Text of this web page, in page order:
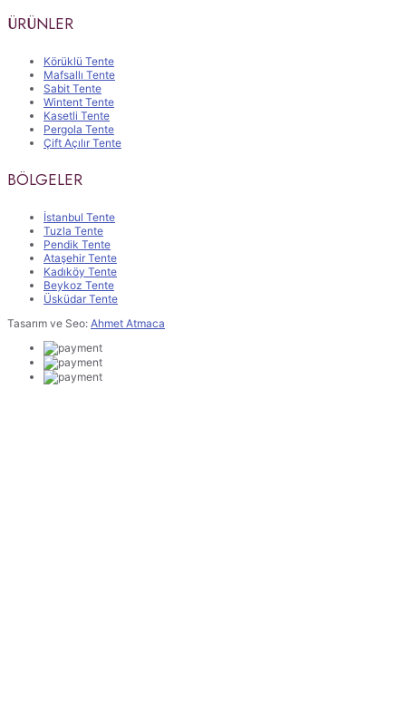
ÜRÜNLER
Körüklü Tente
Mafsallı Tente
Sabit Tente
Wintent Tente
Kasetli Tente
Pergola Tente
Çift Açılır Tente
BÖLGELER
İstanbul Tente
Tuzla Tente
Pendik Tente
Ataşehir Tente
Kadıköy Tente
Beykoz Tente
Üsküdar Tente
Tasarım ve Seo: Ahmet Atmaca